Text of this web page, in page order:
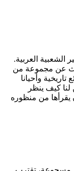
العربية.
عن مجموعة من
تاريخية وأحيانا
لنا كيف ينظر
يقرأها من منظوره